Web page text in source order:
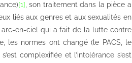
[1] , son traitement dans la pièce a
liés aux genres et aux sexualités en
arc-en-ciel qui a fait de la lutte contre
les normes ont changé (le PACS, le
complexifiée et l’intolérance s’est